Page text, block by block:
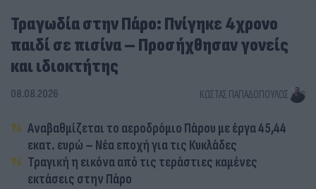
Τραγωδία στην Πάρο: Πνίγηκε 4χρονο
παιδί σε πισίνα – Προσήχθησαν γονείς
και ιδιοκτήτης
08.08.2026 ΚΏΣΤΑΣ ΠΑΠΑΔΌΠΟΥΛΟΣ
Αναβαθμίζεται το αεροδρόμιο Πάρου με έργα 45,44
εκατ. ευρώ – Νέα εποχή για τις Κυκλάδες
Τραγική η εικόνα από τις τεράστιες καμένες
εκτάσεις στην Πάρο